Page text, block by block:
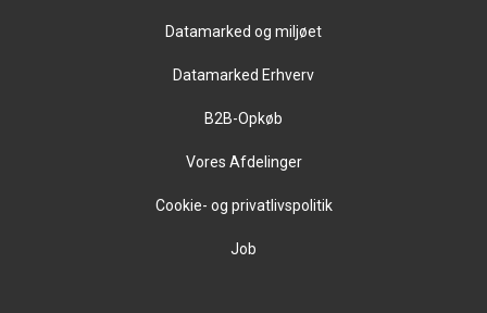
Datamarked og miljøet
Datamarked Erhverv
B2B-Opkøb
Vores Afdelinger
Cookie- og privatlivspolitik
Job